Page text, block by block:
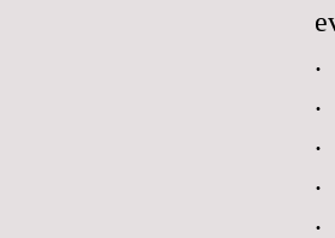
.
.
.
.
.